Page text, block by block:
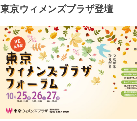
東京ウィメンズプラザ登壇